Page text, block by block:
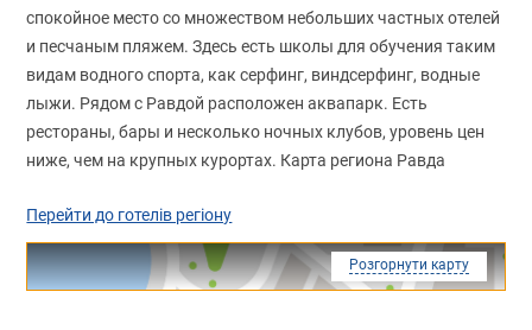
спокойное место со множеством небольших частных отелей
и песчаным пляжем. Здесь есть школы для обучения таким
видам водного спорта, как серфинг, виндсерфинг, водные
лыжи. Рядом с Равдой расположен аквапарк. Есть
рестораны, бары и несколько ночных клубов, уровень цен
ниже, чем на крупных курортах. Карта региона Равда
Перейти до готелів регіону
Розгорнути карту